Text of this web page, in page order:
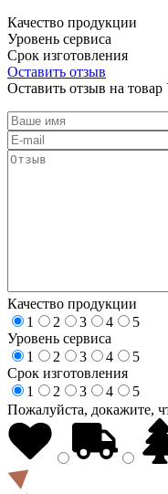
Качество продукции
Уровень сервиса
Срок изготовления
Оставить отзыв
Оставить отзыв на товар
Качество продукции
1
2 3 4
5
Уровень сервиса
1
2 3 4
5
Срок изготовления
1
2 3 4
5
Пожалуйста, докажите,